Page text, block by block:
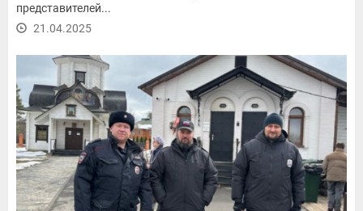
представителей...
21.04.2025